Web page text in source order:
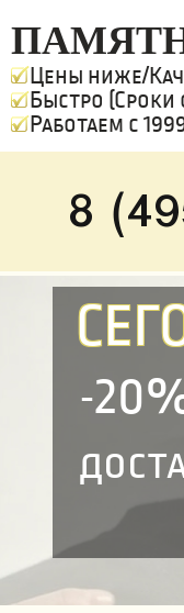
Цены ниже/
Быстро (Сроки
Работаем с
8
-